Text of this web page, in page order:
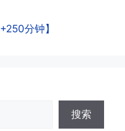
再刷新app即
属于刚激活到账
我的信誉?
60天内不能换手
分钟】
搜索